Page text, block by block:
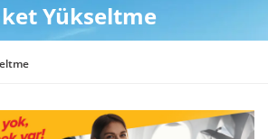
Yükseltme